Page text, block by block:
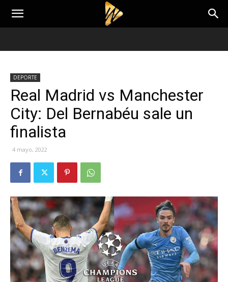
DEPORTE
Real Madrid vs Manchester
City: Del Bernabéu sale un
finalista
4 mayo, 2022